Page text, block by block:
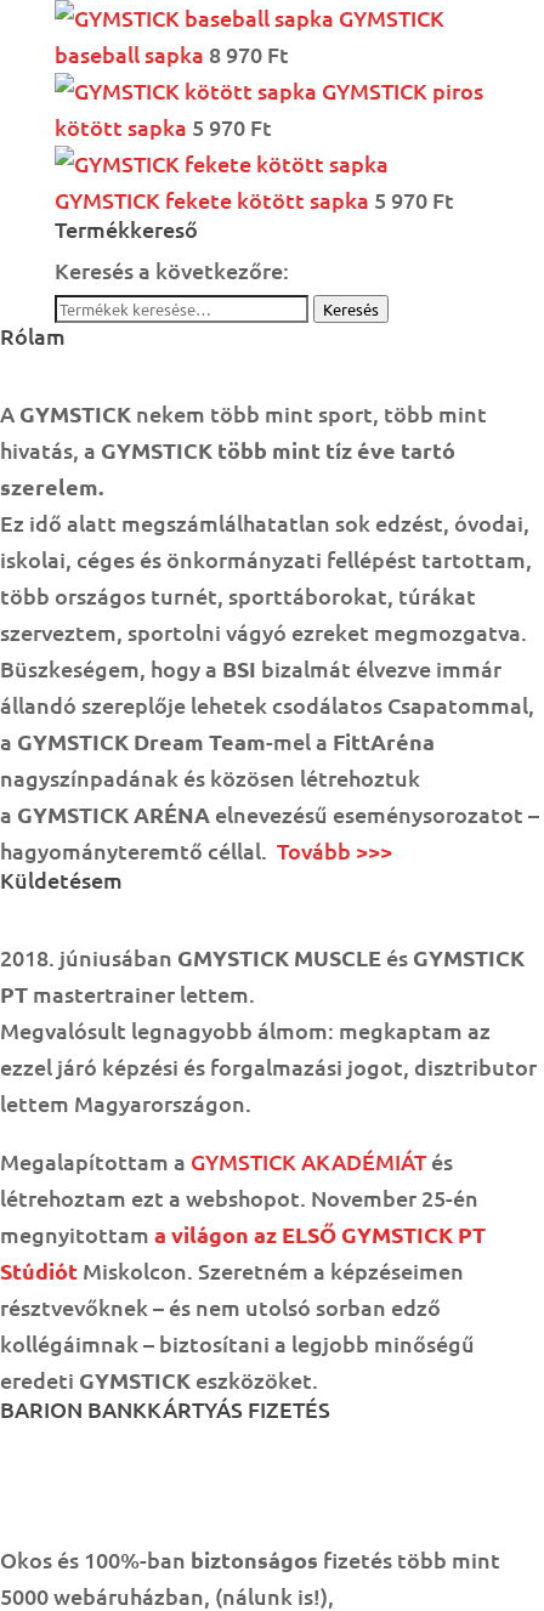
GYMSTICK
baseball sapka 8 970 Ft
GYMSTICK piros
kötött sapka 5 970 Ft
GYMSTICK fekete kötött sapka 5 970 Ft
Termékkereső
Keresés a következőre:
Keresés
Rólam
A GYMSTICK nekem több mint sport, több mint
hivatás, a GYMSTICK több mint tíz éve tartó
szerelem.
Ez idő alatt megszámlálhatatlan sok edzést, óvodai,
iskolai, céges és önkormányzati fellépést tartottam,
több országos turnét, sporttáborokat, túrákat
szerveztem, sportolni vágyó ezreket megmozgatva.
Büszkeségem, hogy a BSI bizalmát élvezve immár
állandó szereplője lehetek csodálatos Csapatommal,
a GYMSTICK Dream Team-mel a FittAréna
nagyszínpadának és közösen létrehoztuk
a GYMSTICK ARÉNA elnevezésű eseménysorozatot –
hagyományteremtő céllal. Tovább >>>
Küldetésem
2018. júniusában GMYSTICK MUSCLE és GYMSTICK
PT mastertrainer lettem.
Megvalósult legnagyobb álmom: megkaptam az
ezzel járó képzési és forgalmazási jogot, disztributor
lettem Magyarországon.
Megalapítottam a GYMSTICK AKADÉMIÁTés
létrehoztam ezt a webshopot. November 25-én
megnyitottam a világon az ELSŐ GYMSTICK PT
Stúdiót Miskolcon. Szeretném a képzéseimen
résztvevőknek – és nem utolsó sorban edző
kollégáimnak – biztosítani a legjobb minőségű
eredeti GYMSTICK eszközöket.
BARION BANKKÁRTYÁS FIZETÉS
Okos és 100%-ban biztonságos fizetés több mint
5000 webáruházban, (nálunk is!),